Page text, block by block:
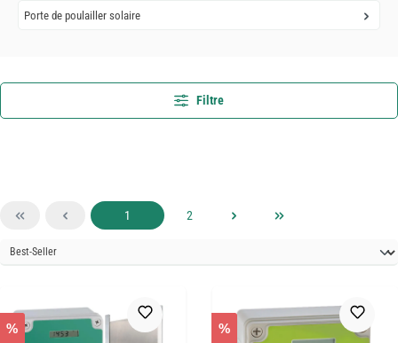
Porte de poulailler solaire
Filtre
Page
1 Page
2
% %